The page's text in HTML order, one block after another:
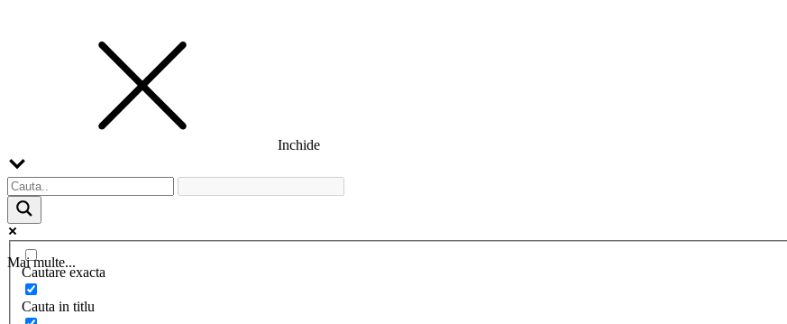
Inchide
Mai multe...
Cautare exacta
Cauta in titlu